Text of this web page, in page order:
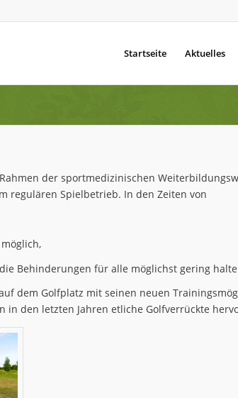
Startseite Aktuelles
der sportmedizinischen
regulären Spielbetrieb. In den Zeiten von
Behinderungen für alle möglichst gering
dem Golfplatz mit seinen neuen
in den letzten Jahren etliche Golfverrückte